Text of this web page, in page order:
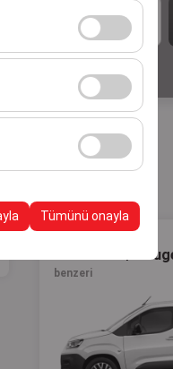
Devre dışı
analiz
için kullanılır.
Tümünü onayla
09:00
Fiat Doblo /
benzeri